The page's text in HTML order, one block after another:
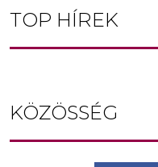
TOP HÍREK
KÖZÖSSÉG